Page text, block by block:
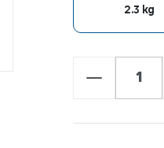
2.3 kg
-